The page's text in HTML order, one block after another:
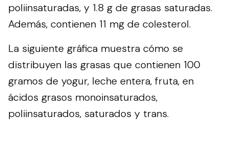
poliinsaturadas, y 1.8 g de grasas saturadas.
Además, contienen 11 mg de colesterol.
La siguiente gráfica muestra cómo se
distribuyen las grasas que contienen 100
gramos de yogur, leche entera, fruta, en
ácidos grasos monoinsaturados,
poliinsaturados, saturados y trans.